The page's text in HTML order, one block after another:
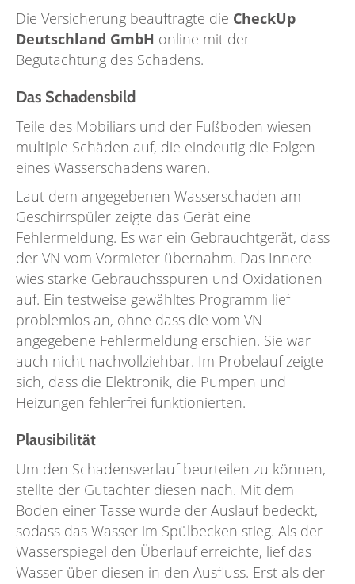
Die Versicherung beauftragte die CheckUp
Deutschland GmbH online mit der
Begutachtung des Schadens.
Das Schadensbild
Teile des Mobiliars und der Fußboden wiesen
multiple Schäden auf, die eindeutig die Folgen
eines Wasserschadens waren.
Laut dem angegebenen Wasserschaden am
Geschirrspüler zeigte das Gerät eine
Fehlermeldung. Es war ein Gebrauchtgerät, dass
der VN vom Vormieter übernahm. Das Innere
wies starke Gebrauchsspuren und Oxidationen
auf. Ein testweise gewähltes Programm lief
problemlos an, ohne dass die vom VN
angegebene Fehlermeldung erschien. Sie war
auch nicht nachvollziehbar. Im Probelauf zeigte
sich, dass die Elektronik, die Pumpen und
Heizungen fehlerfrei funktionierten.
Plausibilität
Um den Schadensverlauf beurteilen zu können,
stellte der Gutachter diesen nach. Mit dem
Boden einer Tasse wurde der Auslauf bedeckt,
sodass das Wasser im Spülbecken stieg. Als der
Wasserspiegel den Überlauf erreichte, lief das
Wasser über diesen in den Ausfluss. Erst als der